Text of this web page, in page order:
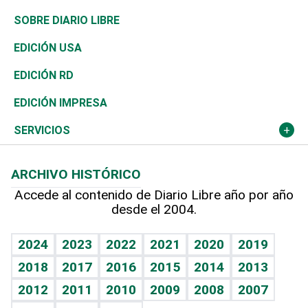
José Boquete
Reportajes
Asia
África
Ocenanía
Caribe
Resto del mundo
Consumo
Vivienda
Telecom.
Global y variable
Economía personal
Belleza
Buena Vida
Sociales
Novedades
Podcast Arte Libre
Hablando con el pediatra
Vida y familia
Eñe
Celebrando la vida
Golf
Ciclismo
Tenis
Olimpismo
Más deportes
Línea de hit
TBT Deportivo
De buena tinta
En Directo
El Espía
Noticiero Poteleche
Columnistas
Más firmas
Clima
Tecnología
Historia
Martes de tecnología
Cambio climático
Mundo
Economía
Revista
Deportes
Opinión
Hecho en casa
Guía del dinero
SOBRE DIARIO LIBRE
EDICIÓN USA
EDICIÓN RD
EDICIÓN IMPRESA
SERVICIOS
Cumpleaños
Horóscopos
Crucigramas
ARCHIVO HISTÓRICO
Accede al contenido de Diario Libre año por año
desde el 2004.
2024 2023 2022 2021 2020
2019
2018
2017 2016 2015 2014
2013
2012
2011 2010 2009 2008
2007